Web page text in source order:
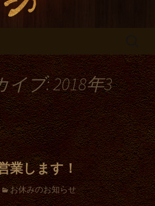
ブ: 2018年3
業します！
お休みのお知らせ